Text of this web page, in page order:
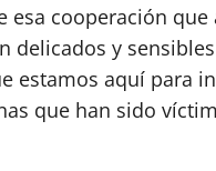
cooperación
delicados y
estamos aquí para
que han sido